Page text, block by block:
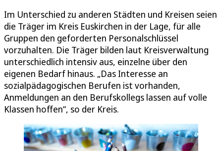
Im Unterschied zu anderen Städten und Kreisen seien
die Träger im Kreis Euskirchen in der Lage, für alle
Gruppen den geforderten Personalschlüssel
vorzuhalten. Die Träger bilden laut Kreisverwaltung
unterschiedlich intensiv aus, einzelne über den
eigenen Bedarf hinaus. „Das Interesse an
sozialpädagogischen Berufen ist vorhanden,
Anmeldungen an den Berufskollegs lassen auf volle
Klassen hoffen“, so der Kreis.